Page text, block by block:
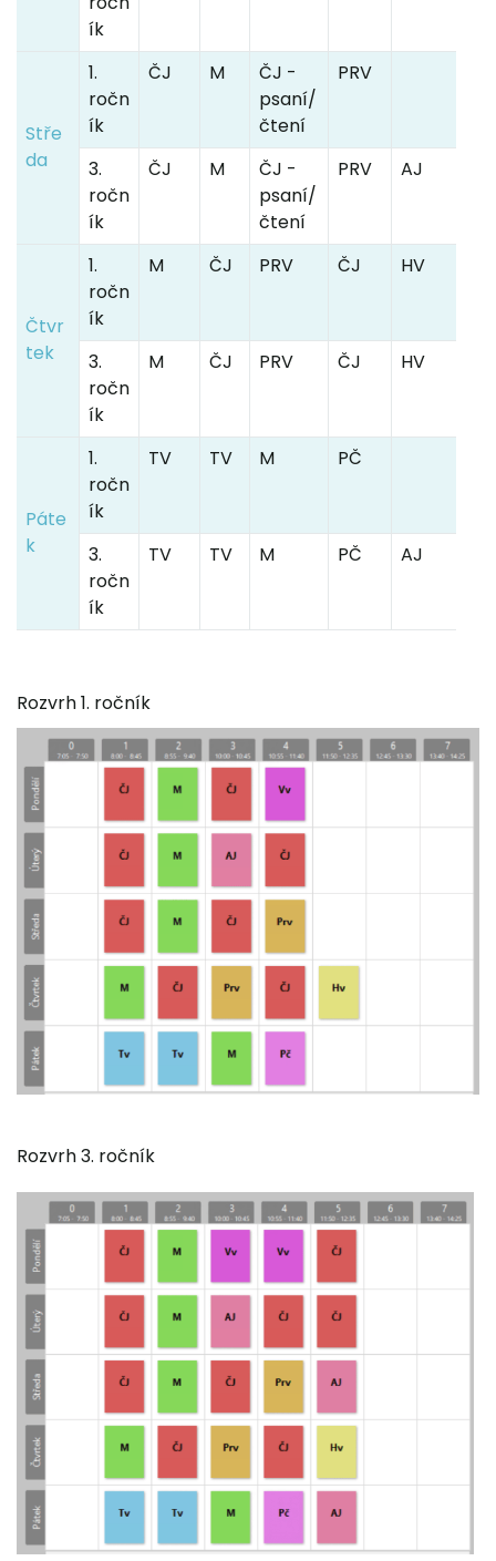
ík
Stře
da
1.
ročn
ík
ČJ M
ČJ -
psaní/
čtení
PRV
3.
ročn
ík
ČJ M
ČJ -
psaní/
čtení
PRV AJ
Čtvr
tek
1.
ročn
ík
M ČJ PRV ČJ HV
3.
ročn
ík
M ČJ PRV ČJ HV
Páte
k
1.
ročn
ík
TV TV M PČ
3.
ročn
ík
TV TV M PČ AJ
Rozvrh 1. ročník
Rozvrh 3. ročník